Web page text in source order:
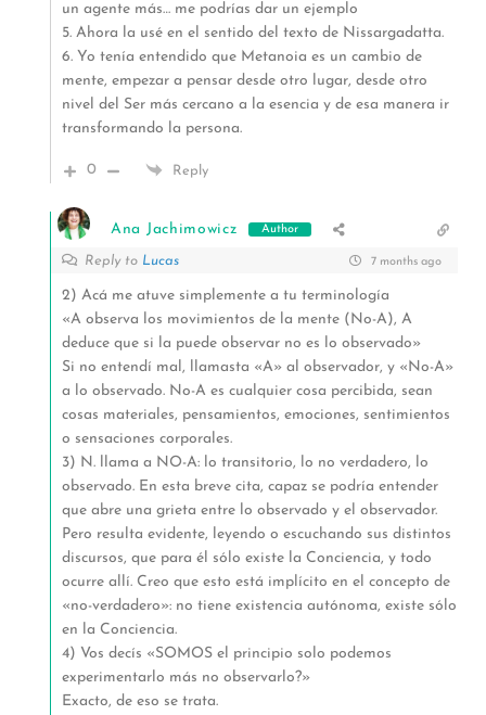
un agente más… me podrías dar un ejemplo
5. Ahora la usé en el sentido del texto de Nissargadatta.
6. Yo tenía entendido que Metanoia es un cambio de
mente, empezar a pensar desde otro lugar, desde otro
nivel del Ser más cercano a la esencia y de esa manera ir
transformando la persona.
0 Reply
Ana Jachimowicz Author
Reply to Lucas 7 months ago
2) Acá me atuve simplemente a tu terminología
«A observa los movimientos de la mente (No-A), A
deduce que si la puede observar no es lo observado»
Si no entendí mal, llamasta «A» al observador, y «No-A»
a lo observado. No-A es cualquier cosa percibida, sean
cosas materiales, pensamientos, emociones, sentimientos
o sensaciones corporales.
3) N. llama a NO-A: lo transitorio, lo no verdadero, lo
observado. En esta breve cita, capaz se podría entender
que abre una grieta entre lo observado y el observador.
Pero resulta evidente, leyendo o escuchando sus distintos
discursos, que para él sólo existe la Conciencia, y todo
ocurre allí. Creo que esto está implícito en el concepto de
«no-verdadero»: no tiene existencia autónoma, existe sólo
en la Conciencia.
4) Vos decís «SOMOS el principio solo podemos
experimentarlo más no observarlo?»
Exacto, de eso se trata.